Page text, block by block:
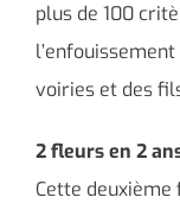
plus de 100
voiries et des
2 fleurs en 2
Cette